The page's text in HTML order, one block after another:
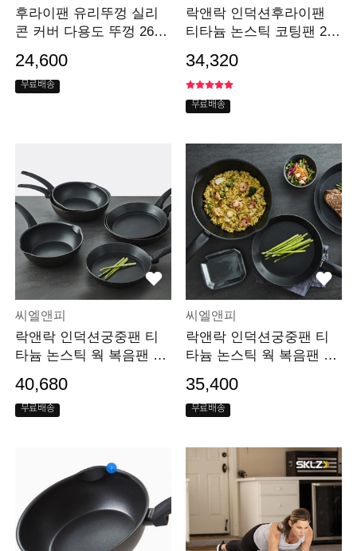
후라이팬 유리뚜껑 실리
콘 커버 다용도 뚜껑 26~3
24,600
무료배송
락앤락 인덕션후라이팬
티타늄 논스틱 코팅팬 24c
34,320
무료배송
씨엘앤피
락앤락 인덕션궁중팬 티
타늄 논스틱 웍 복음팬 28
40,680
무료배송
씨엘앤피
락앤락 인덕션궁중팬 티
타늄 논스틱 웍 복음팬 26
35,400
무료배송